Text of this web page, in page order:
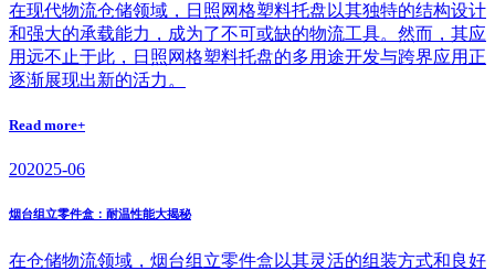
在现代物流仓储领域，日照网格塑料托盘以其独特的结构设计
和强大的承载能力，成为了不可或缺的物流工具。然而，其应
用远不止于此，日照网格塑料托盘的多用途开发与跨界应用正
逐渐展现出新的活力。
Read more+
202025-06
烟台组立零件盒：耐温性能大揭秘
在仓储物流领域，烟台组立零件盒以其灵活的组装方式和良好